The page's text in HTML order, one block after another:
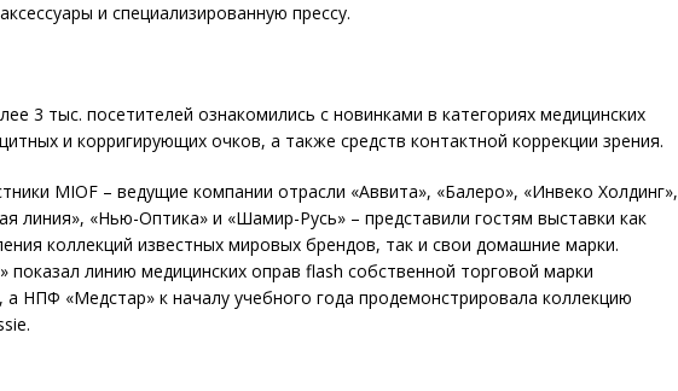
и специализированную прессу.
3 тыс. посетителей ознакомились с новинками в категориях медицинских
и корригирующих очков, а также средств контактной коррекции зрения.
MIOF – ведущие компании отрасли «Аввита», «Балеро», «Инвеко Холдинг»,
линия», «Нью-Оптика» и «Шамир-Русь» – представили гостям выставки как
коллекций известных мировых брендов, так и свои домашние марки.
показал линию медицинских оправ flash собственной торговой марки
а НПФ «Медстар» к началу учебного года продемонстрировала коллекцию